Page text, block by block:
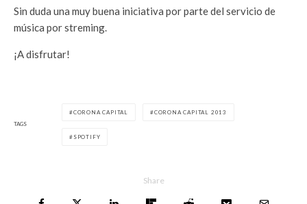
Sin duda una muy buena iniciativa por parte del servicio de
música por streming.
¡A disfrutar!
TAGS
CORONA CAPITAL CORONA CAPITAL 2013
SPOTIFY
Share